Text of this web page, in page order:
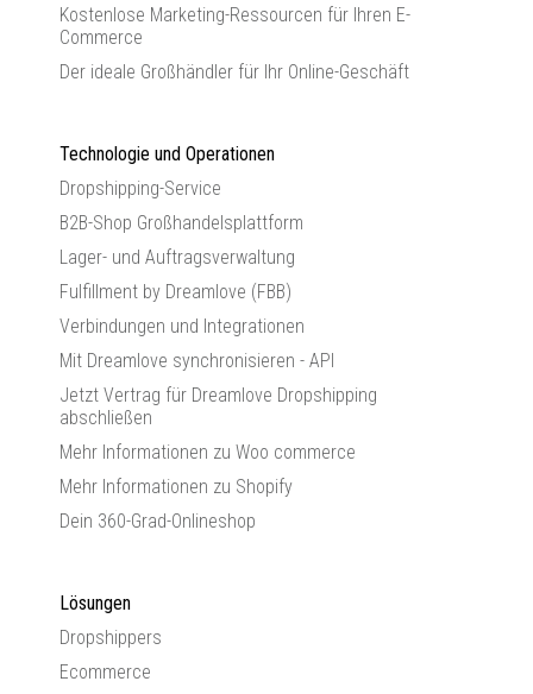
Kostenlose Marketing-Ressourcen für Ihren E-
Commerce
Der ideale Großhändler für Ihr Online-Geschäft
Technologie und Operationen
Dropshipping-Service
B2B-Shop Großhandelsplattform
Lager- und Auftragsverwaltung
Fulfillment by Dreamlove (FBB)
Verbindungen und Integrationen
Mit Dreamlove synchronisieren - API
Jetzt Vertrag für Dreamlove Dropshipping
abschließen
Mehr Informationen zu Woo commerce
Mehr Informationen zu Shopify
Dein 360-Grad-Onlineshop
Lösungen
Dropshippers
Ecommerce